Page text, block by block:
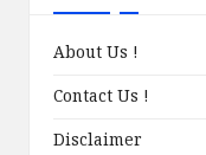
About Us !
Contact Us !
Disclaimer